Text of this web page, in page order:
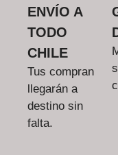
ENVÍO A
TODO
CHILE
Tus compran
llegarán a
destino sin
falta.